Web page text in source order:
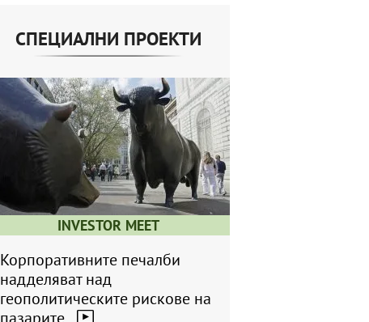
СПЕЦИАЛНИ ПРОЕКТИ
INVESTOR MEET
Корпоративните печалби
надделяват над
геополитическите рискове на